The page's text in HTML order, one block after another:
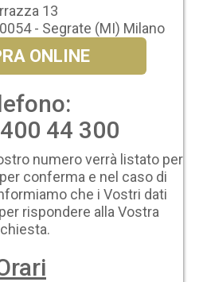
13
- Segrate (MI) Milano
ONLINE
44 300
numero verrà listato per
conferma e nel caso di
che i Vostri dati
rispondere alla Vostra